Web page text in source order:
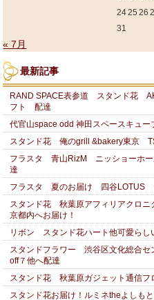
2425 26
31
« 7月
最新記事
RAND SPACE表参道 スタンド花
フト 配達
代官山space odd 神田スペースキュ
スタンド花 俺のgrill &bakery東京
フラスタ 青山RizM ニッショーホ
達
フラスタ 夏のお届け 四谷LOTUS
スタンド花 秋葉原アフィリアクロ
京都内へお届け！
リボン スタンド花ハート他可愛らし
スタンドフラワー 渋谷区文化総合
off７他へ配達
スタンド花 秋葉原ガジェット通信
スタンド花お届け！ルミネtheよし